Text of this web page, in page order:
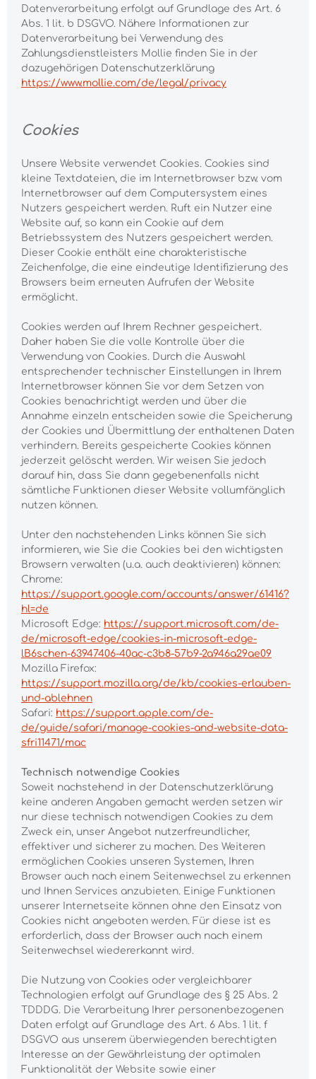
Datenverarbeitung erfolgt auf Grundlage des Art. 6
Abs. 1 lit. b DSGVO. Nähere Informationen zur
Datenverarbeitung bei Verwendung des
Zahlungsdienstleisters Mollie finden Sie in der
dazugehörigen Datenschutzerklärung
https://www.mollie.com/de/legal/privacy
Cookies
Unsere Website verwendet Cookies. Cookies sind
kleine Textdateien, die im Internetbrowser bzw. vom
Internetbrowser auf dem Computersystem eines
Nutzers gespeichert werden. Ruft ein Nutzer eine
Website auf, so kann ein Cookie auf dem
Betriebssystem des Nutzers gespeichert werden.
Dieser Cookie enthält eine charakteristische
Zeichenfolge, die eine eindeutige Identifizierung des
Browsers beim erneuten Aufrufen der Website
ermöglicht.
Cookies werden auf Ihrem Rechner gespeichert.
Daher haben Sie die volle Kontrolle über die
Verwendung von Cookies. Durch die Auswahl
entsprechender technischer Einstellungen in Ihrem
Internetbrowser können Sie vor dem Setzen von
Cookies benachrichtigt werden und über die
Annahme einzeln entscheiden sowie die Speicherung
der Cookies und Übermittlung der enthaltenen Daten
verhindern. Bereits gespeicherte Cookies können
jederzeit gelöscht werden. Wir weisen Sie jedoch
darauf hin, dass Sie dann gegebenenfalls nicht
sämtliche Funktionen dieser Website vollumfänglich
nutzen können.
Unter den nachstehenden Links können Sie sich
informieren, wie Sie die Cookies bei den wichtigsten
Browsern verwalten (u.a. auch deaktivieren) können:
Chrome:
https://support.google.com/accounts/answer/61416?
hl=de
Microsoft Edge: https://support.microsoft.com/de-
de/microsoft-edge/cookies-in-microsoft-edge-
lB6schen-63947406-40ac-c3b8-57b9-2a946a29ae09
Mozilla Firefox:
https://support.mozilla.org/de/kb/cookies-erlauben-
und-ablehnen
Safari: https://support.apple.com/de-
de/guide/safari/manage-cookies-and-website-data-
sfri11471/mac
Technisch notwendige Cookies
Soweit nachstehend in der Datenschutzerklärung
keine anderen Angaben gemacht werden setzen wir
nur diese technisch notwendigen Cookies zu dem
Zweck ein, unser Angebot nutzerfreundlicher,
effektiver und sicherer zu machen. Des Weiteren
ermöglichen Cookies unseren Systemen, Ihren
Browser auch nach einem Seitenwechsel zu erkennen
und Ihnen Services anzubieten. Einige Funktionen
unserer Internetseite können ohne den Einsatz von
Cookies nicht angeboten werden. Für diese ist es
erforderlich, dass der Browser auch nach einem
Seitenwechsel wiedererkannt wird.
Die Nutzung von Cookies oder vergleichbarer
Technologien erfolgt auf Grundlage des § 25 Abs. 2
TDDDG. Die Verarbeitung Ihrer personenbezogenen
Daten erfolgt auf Grundlage des Art. 6 Abs. 1 lit. f
DSGVO aus unserem überwiegenden berechtigten
Interesse an der Gewährleistung der optimalen
Funktionalität der Website sowie einer